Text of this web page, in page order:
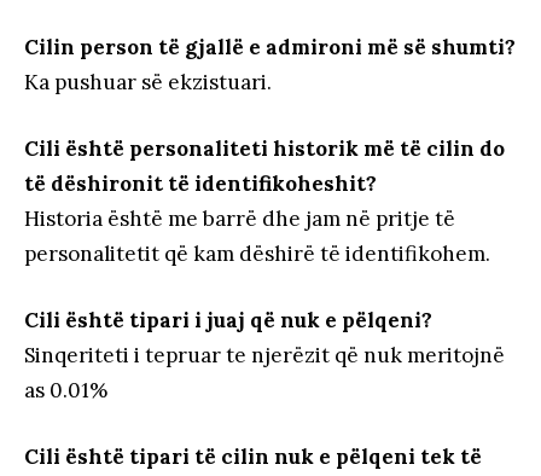
Cilin person të gjallë e admironi më së shumti?
Ka pushuar së ekzistuari.
Cili është personaliteti historik më të cilin do
të dëshironit të identifikoheshit?
Historia është me barrë dhe jam në pritje të
personalitetit që kam dëshirë të identifikohem.
Cili është tipari i juaj që nuk e pëlqeni?
Sinqeriteti i tepruar te njerëzit që nuk meritojnë
as 0.01%
Cili është tipari të cilin nuk e pëlqeni tek të